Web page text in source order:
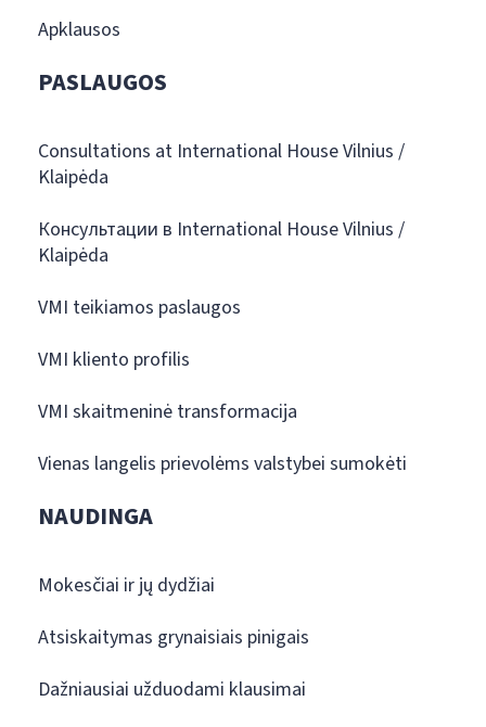
Apklausos
PASLAUGOS
Consultations at International House Vilnius /
Klaipėda
Консультации в International House Vilnius /
Klaipėda
VMI teikiamos paslaugos
VMI kliento profilis
VMI skaitmeninė transformacija
Vienas langelis prievolėms valstybei sumokėti
NAUDINGA
Mokesčiai ir jų dydžiai
Atsiskaitymas grynaisiais pinigais
Dažniausiai užduodami klausimai